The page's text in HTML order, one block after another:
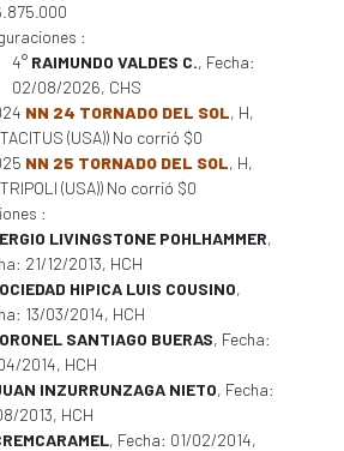
:
4° RAIMUNDO VALDES C., Fecha:
02/08/2026, CHS
NN 24 TORNADO DEL SOL, H,
(USA)) No corrió $0
NN 25 TORNADO DEL SOL, H,
(USA)) No corrió $0
:
LIVINGSTONE POHLHAMMER,
21/12/2013, HCH
HIPICA LUIS COUSINO,
13/03/2014, HCH
SANTIAGO BUERAS, Fecha:
2014, HCH
INZURRUNZAGA NIETO, Fecha:
2013, HCH
, Fecha: 01/02/2014,